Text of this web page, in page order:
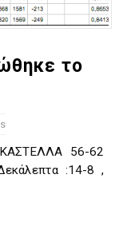
39Η ΕΠΕΤΕΙΟΣ ΑΠΟ
ΕΣΚΑΝΑ
στον
Περάματος
Πέρα , Ερμής
το
56-62
:14-8 ,